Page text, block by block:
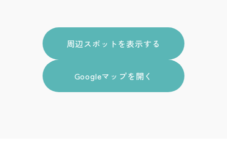
周辺スポットを表示する
Googleマップを開く